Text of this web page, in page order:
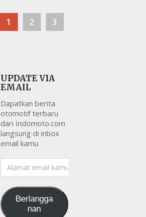
1 2 3
UPDATE VIA
EMAIL
Dapatkan berita
otomotif terbaru
dari Indomoto.com
langsung di inbox
email kamu
Alamat
email
Berlangga
nan